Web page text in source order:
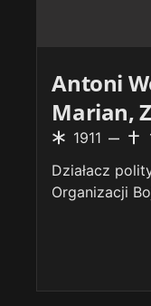
Antoni
Marian,
1911
Działacz
Organizacji